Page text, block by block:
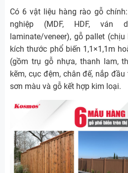
Có 6 vật liệu hàng rào gỗ
nghiệp (MDF, HDF, ván
laminate/veneer), gỗ pallet
kích thước phổ biến 1,1×1,1m
(gồm trụ gỗ nhựa, thanh lam,
kẽm, cục đệm, chân đế, nắp
sơn màu và gỗ kết hợp kim loại.